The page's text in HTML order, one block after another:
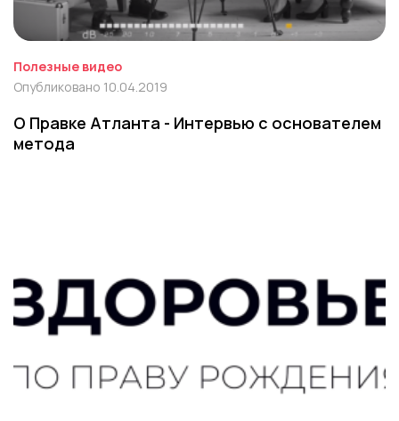
Полезные видео
Опубликовано 10.04.2019
О Правке Атланта - Интервью с основателем
метода